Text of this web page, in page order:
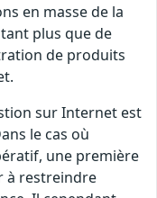
en masse de la
plus que de
de produits
sur Internet est
le cas où
une première
à restreindre